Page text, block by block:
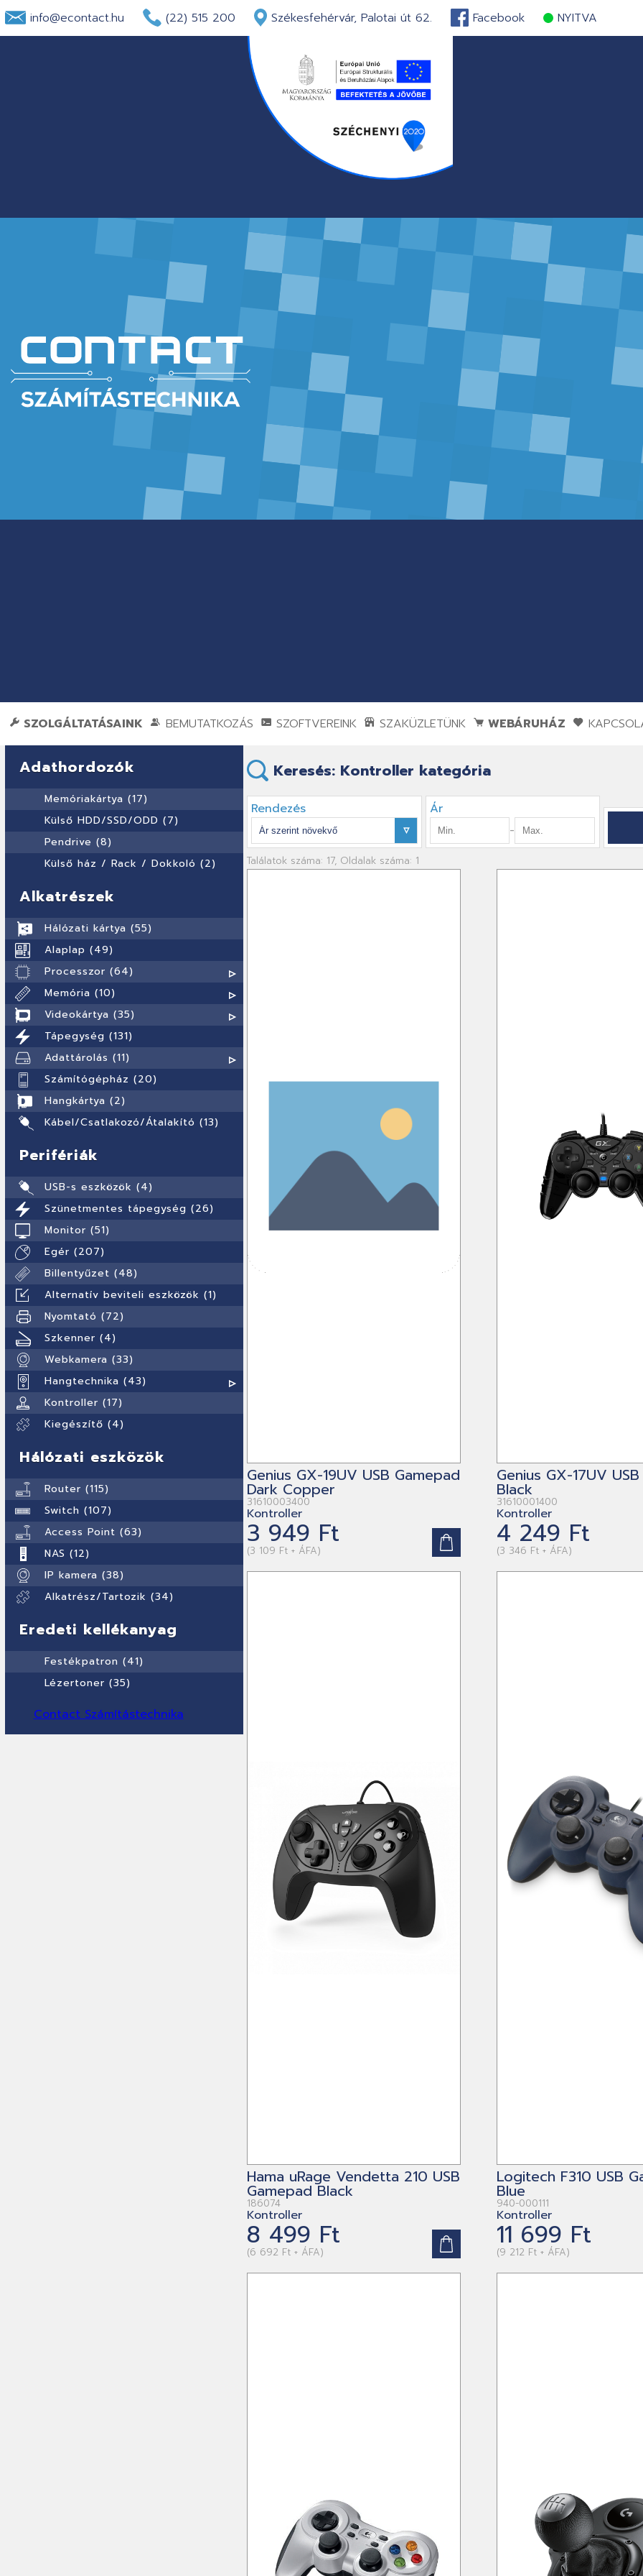
info@econtact.hu (22) 515 200 Székesfehérvár, Palotai út 62. Facebook NYITVA
SZOLGÁLTATÁSAINK BEMUTATKOZÁS SZOFTVEREINK SZAKÜZLETÜNK WEBÁRUHÁZ
Adathordozók
Memóriakártya (17)
Külső HDD/SSD/ODD (7)
Pendrive (8)
Külső ház / Rack / Dokkoló (2)
Alkatrészek
Hálózati kártya (55)
Alaplap (49)
Processzor (64)
Memória (10)
Videokártya (35)
Tápegység (131)
Adattárolás (11)
Számítógépház (20)
Hangkártya (2)
Kábel/Csatlakozó/Átalakító (13)
Perifériák
USB-s eszközök (4)
Szünetmentes tápegység (26)
Monitor (51)
Egér (207)
Billentyűzet (48)
Alternatív beviteli eszközök (1)
Nyomtató (72)
Szkenner (4)
Webkamera (33)
Hangtechnika (43)
Kontroller (17)
Kiegészítő (4)
Hálózati eszközök
Router (115)
Switch (107)
Access Point (63)
NAS (12)
IP kamera (38)
Alkatrész/Tartozik (34)
Eredeti kellékanyag
Festékpatron (41)
Lézertoner (35)
Contact Számítástechnika
Keresés: Kontroller kategória
Rendezés
Ár
-
Találatok száma: 17, Oldalak száma: 1
Genius GX-19UV USB Gamepad
Dark Copper
31610003400
Kontroller
3 949 Ft
(3 109 Ft + ÁFA)
Genius GX-17UV
Black
31610001400
Kontroller
4 249 Ft
(3 346 Ft + ÁFA)
Hama uRage Vendetta 210 USB
Gamepad Black
186074
Kontroller
8 499 Ft
(6 692 Ft + ÁFA)
Logitech F310 USB
Blue
940-000111
Kontroller
11 699 Ft
(9 212 Ft + ÁFA)